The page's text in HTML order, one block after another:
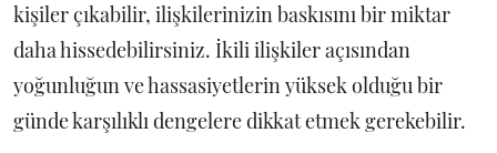
kişiler çıkabilir, ilişkilerinizin baskısını bir miktar
daha hissedebilirsiniz. İkili ilişkiler açısından
yoğunluğun ve hassasiyetlerin yüksek olduğu bir
günde karşılıklı dengelere dikkat etmek gerekebilir.